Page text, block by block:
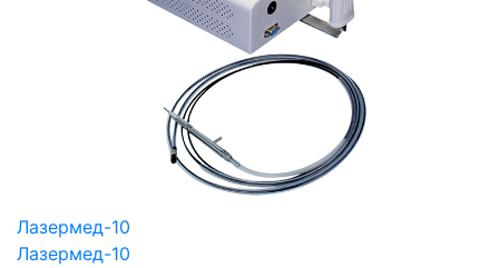
Лазермед-10
Лазермед-10